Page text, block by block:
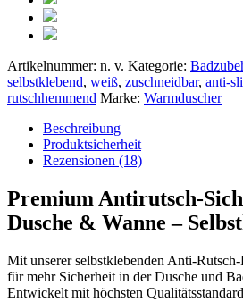
Artikelnummer: n. v. Kategorie:
selbstklebend, weiß, zuschneidbar, anti-
rutschhemmend Marke: Warmduscher
Beschreibung
Produktsicherheit
Rezensionen (18)
Premium Antirutsch-
Dusche & Wanne –
Mit unserer selbstklebenden Anti-
für mehr Sicherheit in der Dusche und
Entwickelt mit höchsten